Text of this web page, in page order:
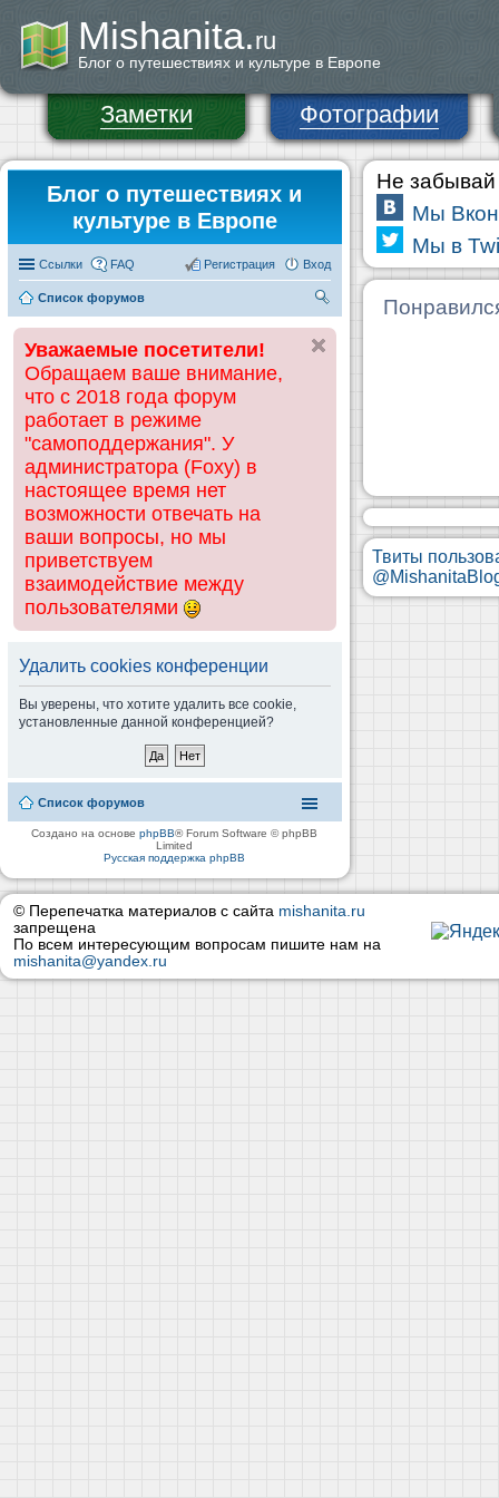
Mishanita.ru
Блог о путешествиях и культуре в Европе
Заметки Фотографии
Блог о путешествиях и
культуре в Европе
Ссылки FAQ Вход
Регистрация
Список форумов
ск
Уважаемые посетители!
Обращаем ваше внимание,
что с 2018 года форум
работает в режиме
"самоподдержания". У
администратора (Foxy) в
настоящее время нет
возможности отвечать на
ваши вопросы, но мы
приветствуем
взаимодействие между
пользователями
Удалить cookies конференции
Вы уверены, что хотите удалить все cookie,
установленные данной конференцией?
Список форумов
Создано на основеphpBB® Forum Software © phpBB
Limited
Русская поддержка phpBB
Не забывай
Мы
Мы в
Твиты
© Перепечатка материалов с сайта mishanita.ru
запрещена
По всем интересующим вопросам пишите нам на
mishanita@yandex.ru